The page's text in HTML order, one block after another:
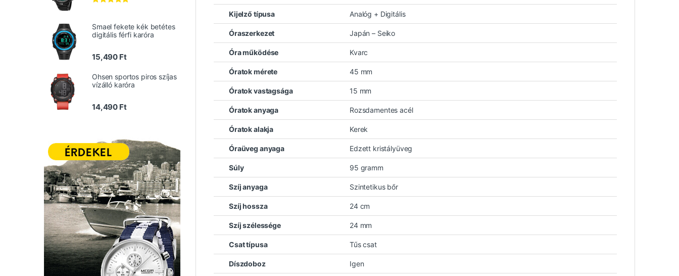
Kijelző típusa Analóg + Digitális
Óraszerkezet Japán – Seiko
Óra működése Kvarc
Óratok mérete 45 mm
Óratok vastagsága 15 mm
Óratok anyaga Rozsdamentes acél
Óratok alakja Kerek
Óraüveg anyaga Edzett kristályüveg
Súly 95 gramm
Szíj anyaga Szintetikus bőr
Szíj hossza 24 cm
Szíj szélessége 24 mm
Csat típusa Tűs csat
Díszdoboz Igen
Smael fekete kék betétes
digitális férfi karóra
15,490 Ft
Ohsen sportos piros szíjas
vízálló karóra
14,490 Ft